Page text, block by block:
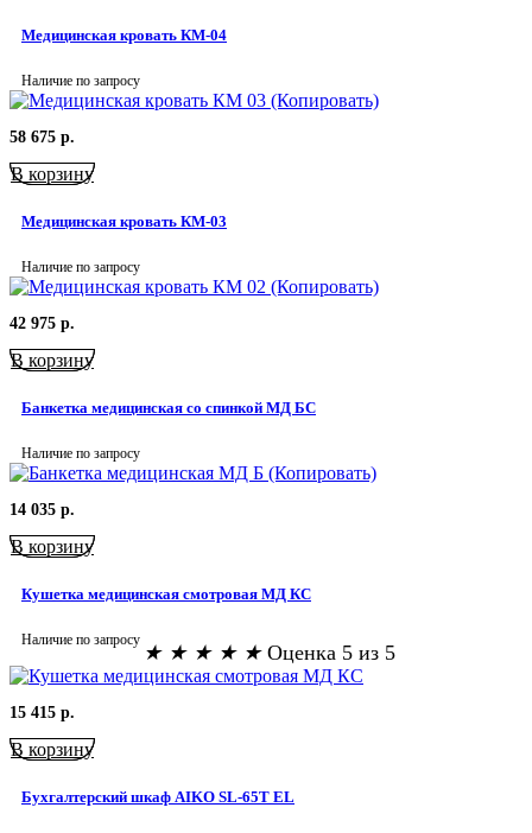
Медицинская кровать КМ-04
Наличие по запросу
58 675 р.
В корзину
Медицинская кровать КМ-03
Наличие по запросу
42 975 р.
В корзину
Банкетка медицинская со спинкой МД БС
Наличие по запросу
14 035 р.
В корзину
Кушетка медицинская смотровая МД КС
Наличие по запросу
★ ★ ★ ★ ★ Оценка 5 из 5
15 415 р.
В корзину
Бухгалтерский шкаф AIKO SL-65Т EL